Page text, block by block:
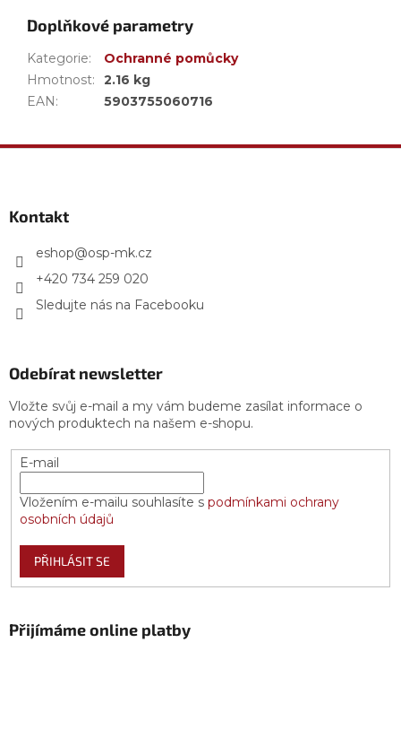
Doplňkové parametry
Kategorie:
Ochranné pomůcky
Hmotnost:
2.16 kg
EAN: 5903755060716
Kontakt
eshop@osp-mk.cz
+420 734 259 020
Sledujte nás na Facebooku
Odebírat newsletter
Vložte svůj e-mail a my vám budeme zasílat informace o
nových produktech na našem e-shopu.
E-mail
Vložením e-mailu souhlasíte s podmínkami ochrany
osobních údajů
PŘIHLÁSIT SE
Přijímáme online platby